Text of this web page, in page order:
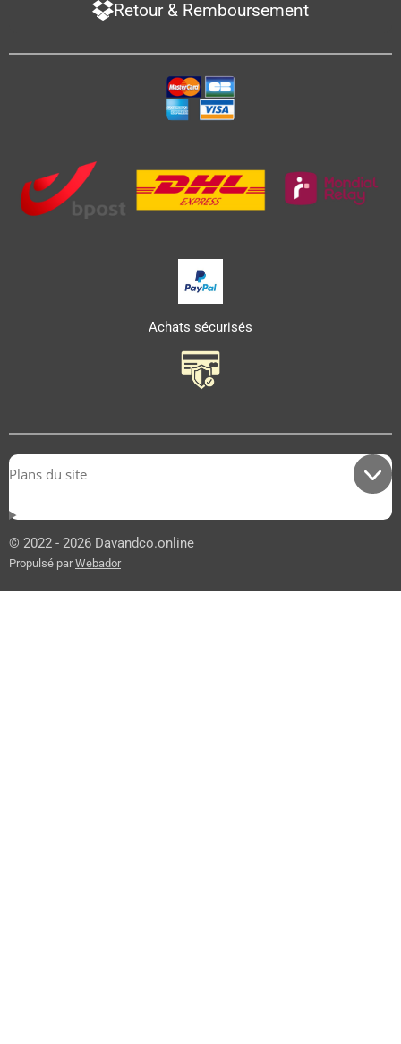
Retour & Remboursement
Achats sécurisés
Plans du site
© 2022 - 2026 Davandco.online
Propulsé parWebador